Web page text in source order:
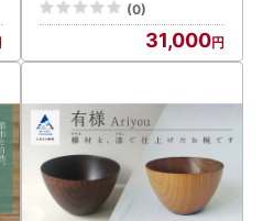
(0)
31,000